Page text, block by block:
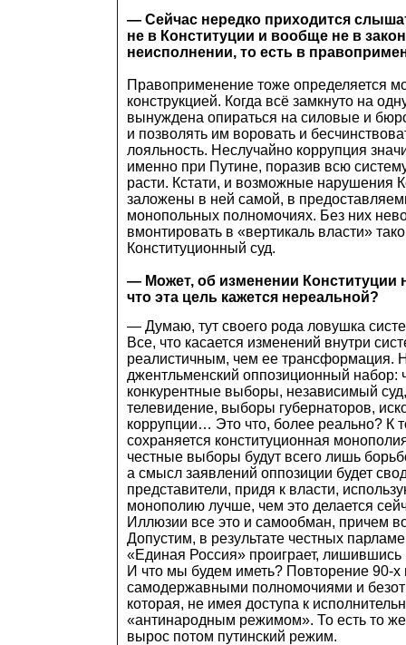
— Сейчас нередко приходится
не в Конституции и вообще не в
неисполнении, то есть в
Правоприменение тоже определяется
конструкцией. Когда всё замкнуто на
вынуждена опираться на силовые и
и позволять им воровать и
лояльность. Неслучайно коррупция
именно при Путине, поразив всю
расти. Кстати, и возможные нарушения
заложены в ней самой, в
монопольных полномочиях. Без них
вмонтировать в «вертикаль власти»
Конституционный суд.
— Может, об изменении Конституции
что эта цель кажется нереальной?
— Думаю, тут своего рода ловушка
Все, что касается изменений внутри
реалистичным, чем ее трансформация.
джентльменский оппозиционный набор:
конкурентные выборы, независимый
телевидение, выборы губернаторов,
коррупции… Это что, более реально? К
сохраняется конституционная
честные выборы будут всего лишь
а смысл заявлений оппозиции будет
представители, придя к власти,
монополию лучше, чем это делается
Иллюзии все это и самообман, причем
Допустим, в результате честных
«Единая Россия» проиграет,
И что мы будем иметь? Повторение 90-х
самодержавными полномочиями и
которая, не имея доступа к
«антинародным режимом». То есть то же
вырос потом путинский режим.